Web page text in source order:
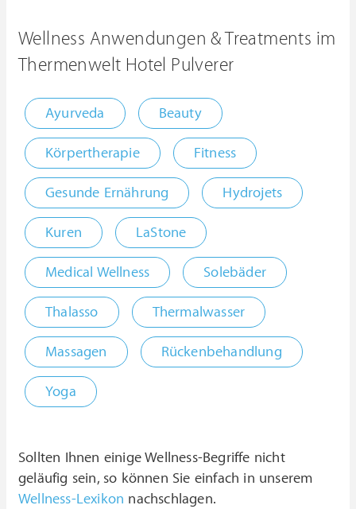
Wellness Anwendungen & Treatments im
Thermenwelt Hotel Pulverer
Ayurveda Beauty
Körpertherapie Fitness
Gesunde Ernährung Hydrojets
Kuren LaStone
Medical Wellness Solebäder
Thalasso Thermalwasser
Massagen Rückenbehandlung
Yoga
Sollten Ihnen einige Wellness-Begriffe nicht
geläufig sein, so können Sie einfach in unserem
Wellness-Lexikon nachschlagen.